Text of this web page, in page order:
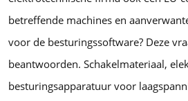
betreffende machines en
voor de besturingssoftware? Deze
beantwoorden. Schakelmateriaal,
besturingsapparatuur voor